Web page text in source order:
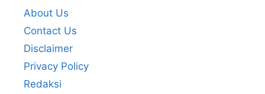
About Us
Contact Us
Disclaimer
Privacy Policy
Redaksi